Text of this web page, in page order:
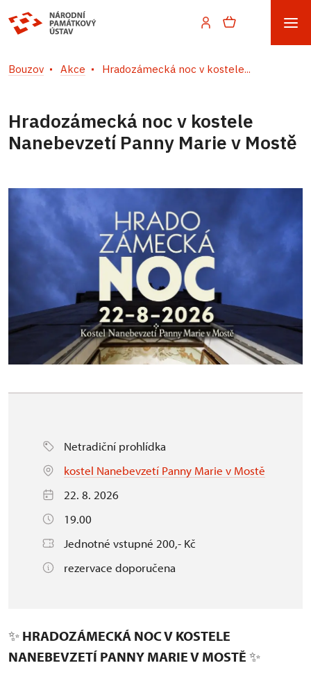
Bouzov Akce Hradozámecká noc v kostele...
Hradozámecká noc v kostele
Nanebevzetí Panny Marie v Mostě
Netradiční prohlídka
kostel Nanebevzetí Panny Marie v Mostě
22. 8. 2026
19.00
Jednotné vstupné 200,- Kč
rezervace doporučena
✨ HRADOZÁMECKÁ NOC V KOSTELE
NANEBEVZETÍ PANNY MARIE V MOSTĚ ✨